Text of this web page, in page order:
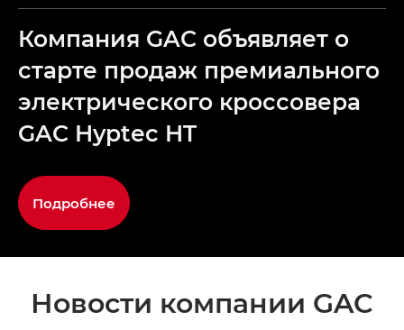
Компания GAC объявляет о
старте продаж премиального
электрического кроссовера
GAC Hyptec HT
Подробнее
Новости компании GAC